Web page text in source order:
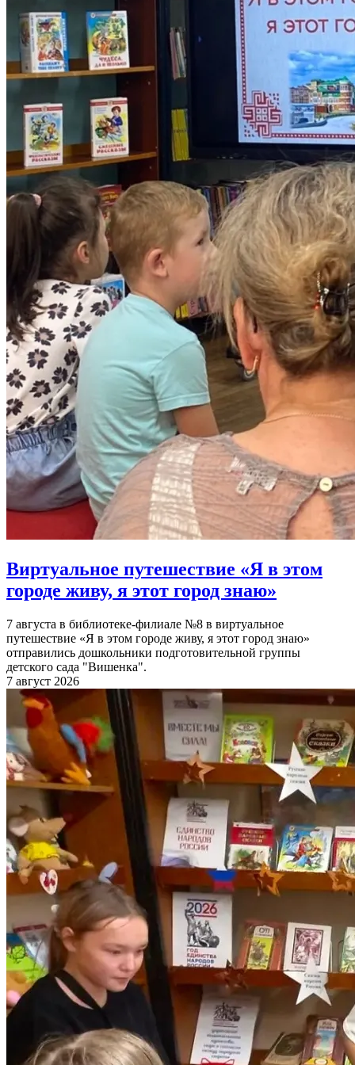
Виртуальное путешествие «Я в этом
городе живу, я этот город знаю»
7 августа в библиотеке-филиале №8 в виртуальное
путешествие «Я в этом городе живу, я этот город знаю»
отправились дошкольники подготовительной группы
детского сада "Вишенка".
7 август 2026